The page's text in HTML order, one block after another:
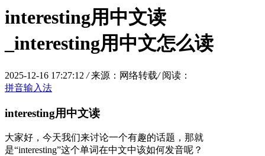
interesting用中文读
_interesting用中文怎么读
2025-12-16 17:27:12 / 来源：网络转载/ 阅读：
拼音输入法
interesting用中文读
大家好，今天我们来讨论一个有趣的话题，那就
是“interesting”这个单词在中文中该如何发音呢？